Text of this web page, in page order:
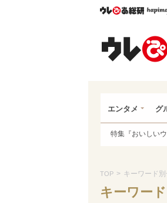
ウレ
エンタメ グ
特集『おいしいウ
TOP > キーワード別
キーワード